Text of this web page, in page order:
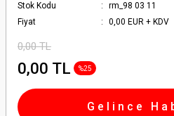
Stok Kodu
rm_98 03 11
Fiyat
0,00 EUR + KDV
0,00 TL
0,00 TL %25
Gelince